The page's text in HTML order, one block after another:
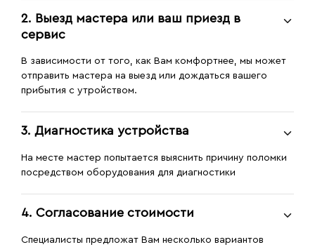
2. Выезд мастера или ваш приезд в
сервис
В зависимости от того, как Вам комфортнее, мы может
отправить мастера на выезд или дождаться вашего
прибытия с утройством.
3. Диагностика устройства
На месте мастер попытается выяснить причину поломки
посредством оборудования для диагностики
4. Согласование стоимости
Специалисты предложат Вам несколько вариантов